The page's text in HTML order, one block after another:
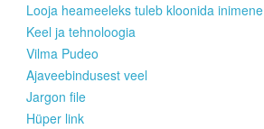
Looja heameeleks tuleb kloonida inimene
Keel ja tehnoloogia
Vilma Pudeo
Ajaveebindusest veel
Jargon file
Hüper link